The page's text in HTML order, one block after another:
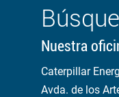
Nuestra
Caterpillar
Avda. de los